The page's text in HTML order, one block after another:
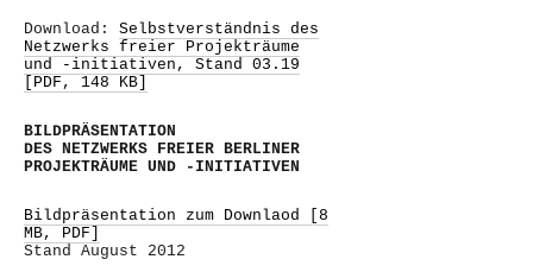
Download: Selbstverständnis des
Netzwerks freier Projekträume
und -initiativen, Stand 03.19
[PDF, 148 KB]
BILDPRÄSENTATION
DES NETZWERKS FREIER BERLINER
PROJEKTRÄUME UND -INITIATIVEN
Bildpräsentation zum Downlaod [8
MB, PDF]
Stand August 2012